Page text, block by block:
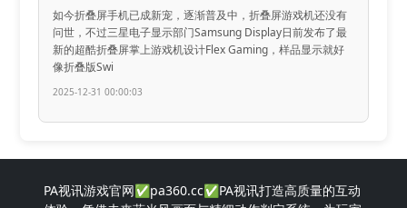
如今折叠屏手机已成新宠，逐渐普及中，折叠屏游戏机还没有
问世，不过三星电子显示部门Samsung Display日前发布了最
新的超酷折叠屏掌上游戏机设计Flex Gaming，样品显示就好
像折叠版Swi
2025-12-31 00:00:03
PA视讯游戏官网✅pa360.cc✅PA视讯打造高质量的互动